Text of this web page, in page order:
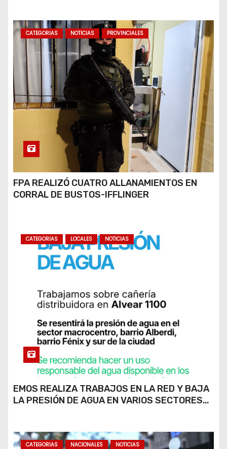
CATEGORIAS NOTICIAS PROVINCIALES
FPA REALIZÓ CUATRO ALLANAMIENTOS EN
CORRAL DE BUSTOS-IFFLINGER
CATEGORIAS LOCALES NOTICIAS
EMOS REALIZA TRABAJOS EN LA RED Y BAJA
LA PRESIÓN DE AGUA EN VARIOS SECTORES
CATEGORIAS NACIONALES NOTICIAS